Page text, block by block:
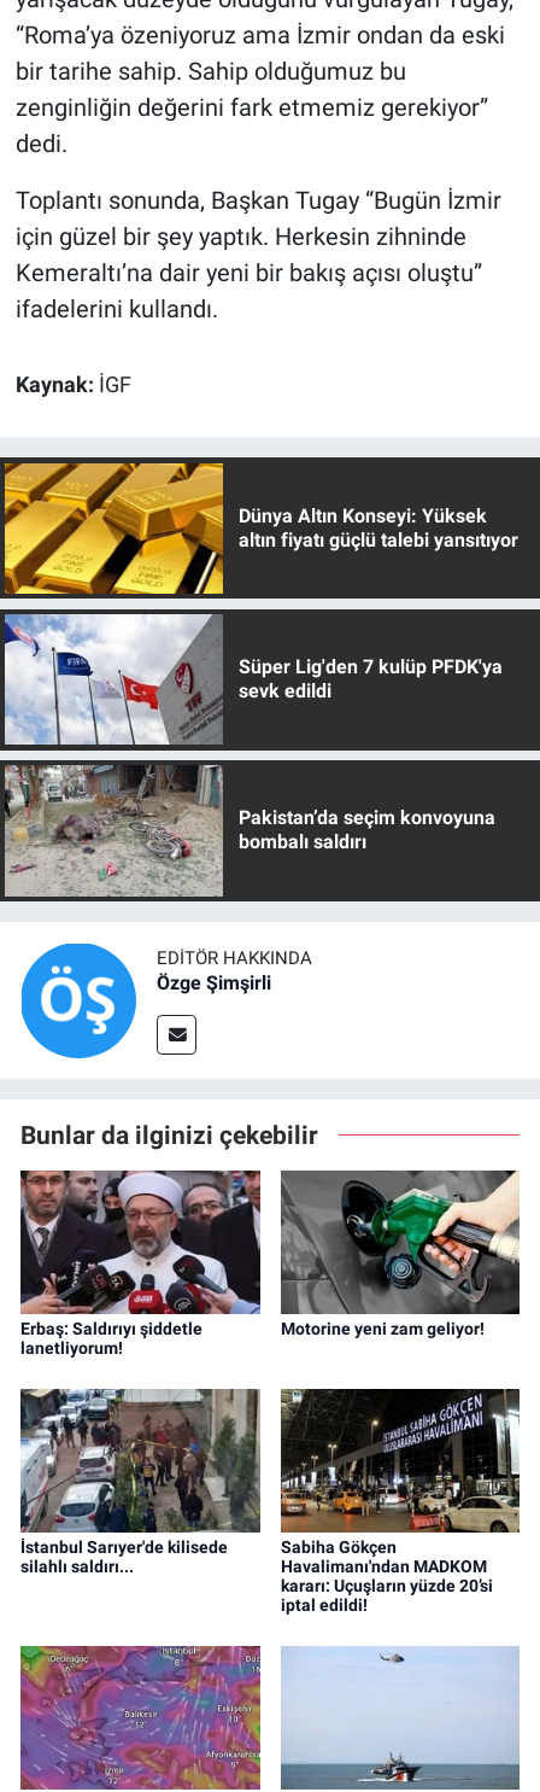
“Roma’ya özeniyoruz ama İzmir ondan da eski
bir tarihe sahip. Sahip olduğumuz bu
zenginliğin değerini fark etmemiz gerekiyor”
dedi.
Toplantı sonunda, Başkan Tugay “Bugün İzmir
için güzel bir şey yaptık. Herkesin zihninde
Kemeraltı’na dair yeni bir bakış açısı oluştu”
ifadelerini kullandı.
Kaynak: İGF
Dünya Altın Konseyi: Yüksek
altın fiyatı güçlü talebi yansıtıyor
Süper Lig'den 7 kulüp PFDK'ya
sevk edildi
Pakistan’da seçim konvoyuna
bombalı saldırı
EDITÖR HAKKINDA
Özge Şimşirli
Bunlar da ilginizi çekebilir
Erbaş: Saldırıyı şiddetle
lanetliyorum!
Motorine yeni zam geliyor!
İstanbul Sarıyer'de kilisede
silahlı saldırı...
Sabiha Gökçen
Havalimanı'ndan MADKOM
kararı: Uçuşların yüzde 20’si
iptal edildi!